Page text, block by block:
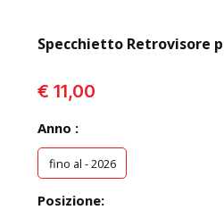
Specchietto Retrovisore
€ 11,00
Anno :
fino al - 2026
Posizione: